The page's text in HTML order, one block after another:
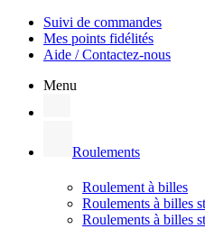
Suivi de commandes
Mes points fidélités
Aide / Contactez-nous
Menu
Roulements
Roulement à billes
Roulements à billes
Roulements à billes